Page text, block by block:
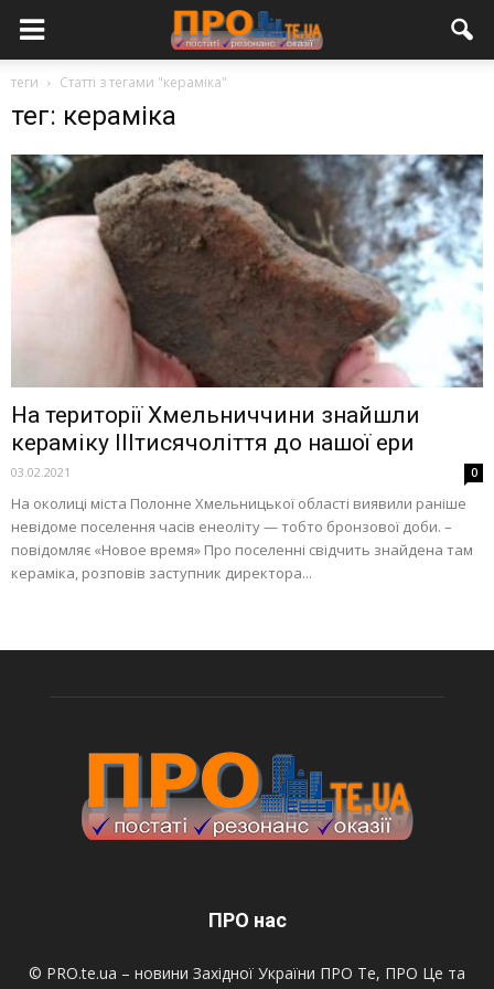
теги Статті з тегами "кераміка"
тег: кераміка
На території Хмельниччини знайшли
кераміку IIIтисячоліття до нашої ери
03.02.2021 0
На околиці міста Полонне Хмельницької області виявили раніше
невідоме поселення часів енеоліту — тобто бронзової доби. –
повідомляє «Новое время» Про поселенні свідчить знайдена там
кераміка, розповів заступник директора...
ПРО нас
© PRO.te.ua – новини Західної України ПРО Те, ПРО Це та